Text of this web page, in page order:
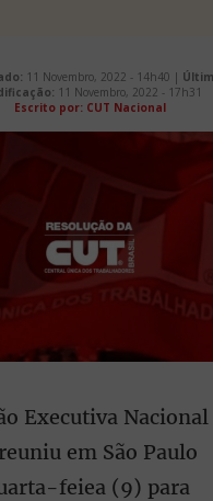
11 Novembro, 2022 - 14h40 |
11 Novembro, 2022 - 17h31
Escrito por: CUT Nacional
Executiva Nacional
em São Paulo
feiea (9) para